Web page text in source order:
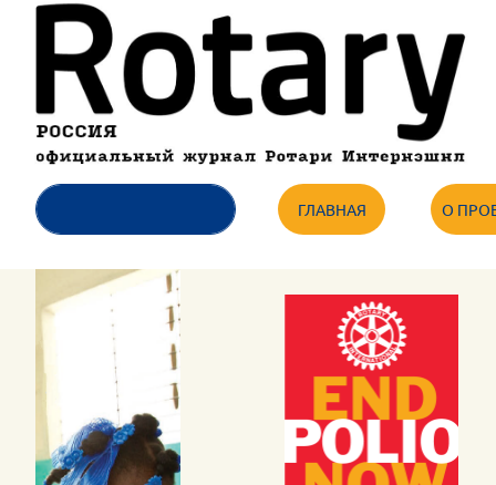
ГЛАВНАЯ О